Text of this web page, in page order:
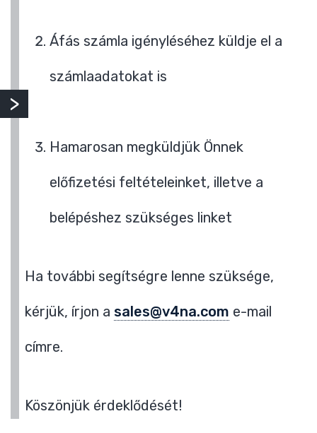
Áfás számla igényléséhez küldje el a
számlaadatokat is
Hamarosan megküldjük Önnek
előfizetési feltételeinket, illetve a
belépéshez szükséges linket
Ha további segítségre lenne szüksége,
kérjük, írjon a sales@v4na.com e-mail
címre.
Köszönjük érdeklődését!